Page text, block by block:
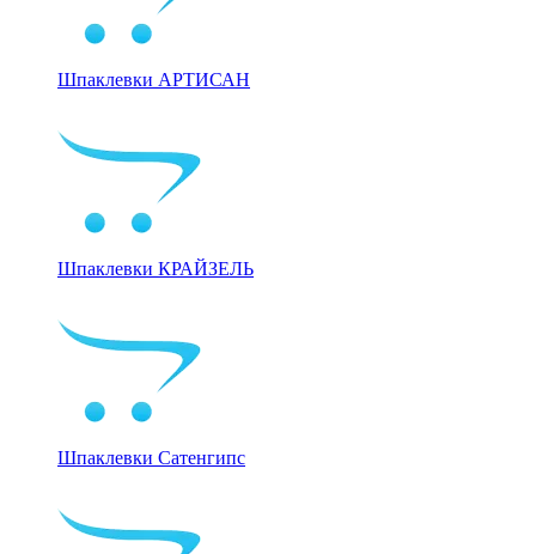
Шпаклевки АРТИСАН
Шпаклевки КРАЙЗЕЛЬ
Шпаклевки Сатенгипс